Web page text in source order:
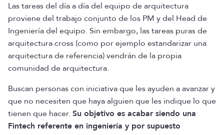
Las tareas del día a día del equipo de arquitectura
proviene del trabajo conjunto de los PM y del Head de
Ingeniería del equipo. Sin embargo, las tareas puras de
arquitectura cross (como por ejemplo estandarizar una
arquitectura de referencia) vendrán de la propia
comunidad de arquitectura.
Buscan personas con iniciativa que les ayuden a avanzar y
que no necesiten que haya alguien que les indique lo que
tienen que hacer. Su objetivo es acabar siendo una
Fintech referente en ingeniería y por supuesto